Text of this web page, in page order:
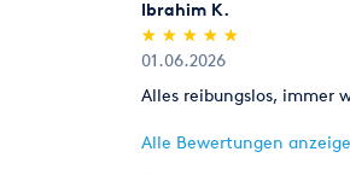
Ibrahim K.
(*)
★
★
(*) ★
★
(*) ★
★
(*) ★
★
(*) ★
★
01.06.2026
Alles reibungslos, immer
Alle Bewertungen